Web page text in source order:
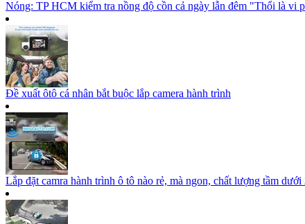
Nóng: TP HCM kiểm tra nồng độ cồn cả ngày lẫn đêm "Thổi là vi
Đề xuất ôtô cá nhân bắt buộc lắp camera hành trình
Lắp đặt camra hành trình ô tô nào rẻ, mà ngon, chất lượng tầm dưới